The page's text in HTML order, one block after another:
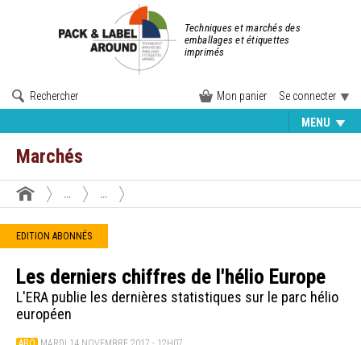
Techniques et marchés des
emballages et étiquettes
imprimés
Rechercher Mon panier Se connecter
MENU
Marchés
EDITION ABONNÉS
Les derniers chiffres de l'hélio Europe
L'ERA publie les dernières statistiques sur le parc hélio
européen